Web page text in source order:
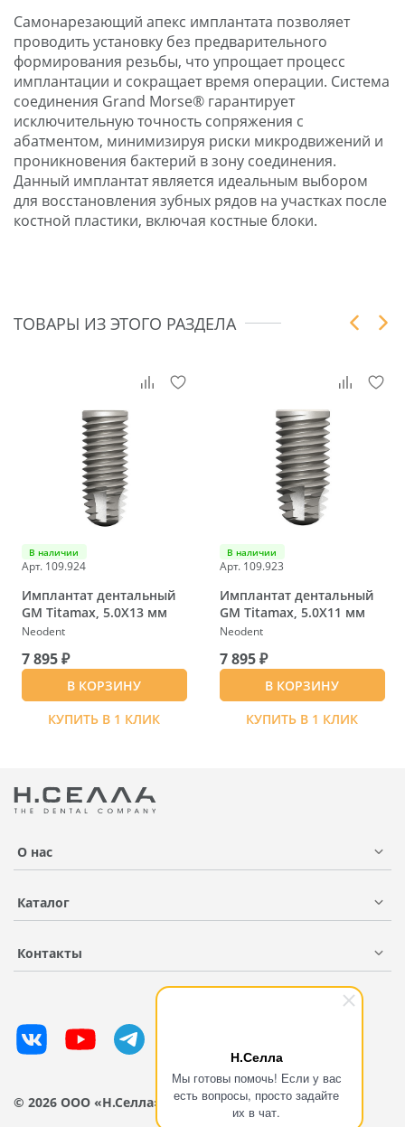
Н.Селла
Мы готовы помочь! Если у вас
есть вопросы, просто задайте
их в чат.
Самонарезающий апекс имплантата позволяет
проводить установку без предварительного
формирования резьбы, что упрощает процесс
имплантации и сокращает время операции. Система
соединения Grand Morse® гарантирует
исключительную точность сопряжения с
абатментом, минимизируя риски микродвижений и
проникновения бактерий в зону соединения.
Данный имплантат является идеальным выбором
для восстановления зубных рядов на участках после
костной пластики, включая костные блоки.
ТОВАРЫ ИЗ ЭТОГО РАЗДЕЛА
В наличии
Арт. 109.924
Имплантат дентальный
GM Titamax, 5.0X13 мм
Neodent
7 895 ₽
В КОРЗИНУ
КУПИТЬ В 1 КЛИК
В наличии
Арт. 109.923
Имплантат дентальный
GM Titamax, 5.0X11 мм
Neodent
7 895 ₽
В КОРЗИНУ
КУПИТЬ В 1 КЛИК
О нас
Каталог
Контакты
© 2026 ООО «Н.Селла»